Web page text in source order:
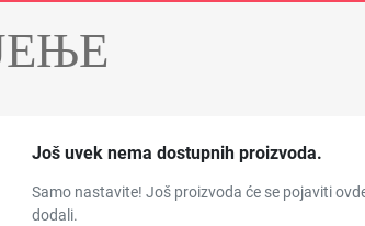
Još uvek nema dostupnih proizvoda.
Samo nastavite! Još proizvoda će se pojaviti
dodali.